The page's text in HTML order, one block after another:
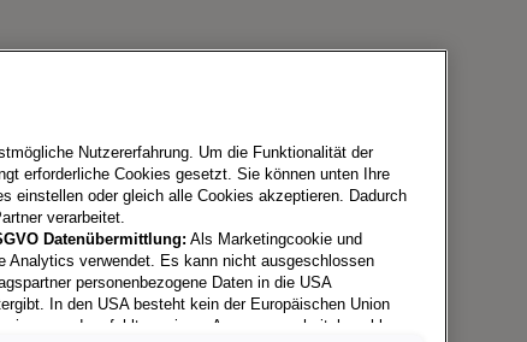
Nutzererfahrung. Um die Funktionalität der
erforderliche Cookies gesetzt. Sie können unten Ihre
einstellen oder gleich alle Cookies akzeptieren. Dadurch
verarbeitet.
Datenübermittlung: Als Marketingcookie und
Analytics verwendet. Es kann nicht ausgeschlossen
personenbezogene Daten in die USA
In den USA besteht kein der Europäischen Union
und es fehlt an einem Angemessenheitsbeschluss